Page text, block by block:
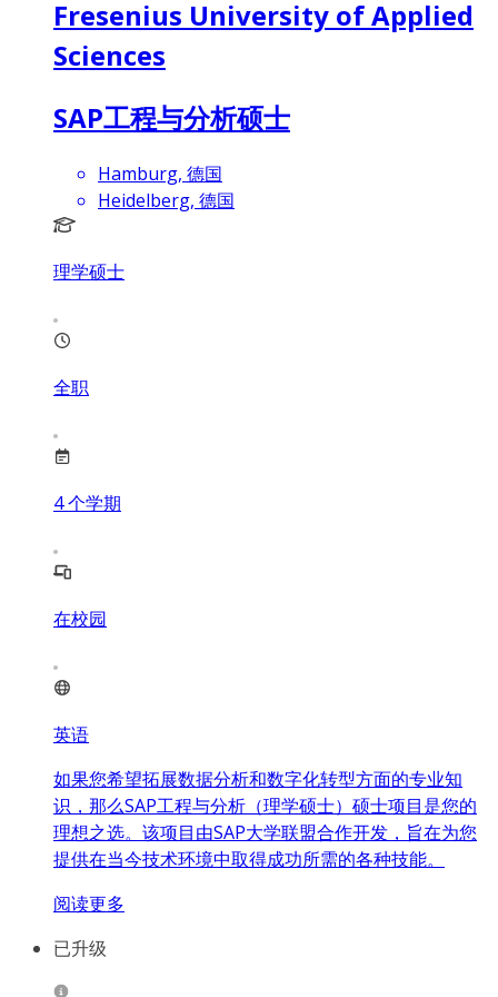
Fresenius University of Applied
Sciences
SAP工程与分析硕士
Hamburg, 德国
Heidelberg, 德国
理学硕士
全职
4个学期
在校园
英语
如果您希望拓展数据分析和数字化转型方面的专业知
识，那么SAP工程与分析（理学硕士）硕士项目是您的
理想之选。该项目由SAP大学联盟合作开发，旨在为您
提供在当今技术环境中取得成功所需的各种技能。
阅读更多
已升级